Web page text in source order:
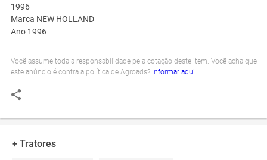
1996
Marca NEW HOLLAND
Ano 1996
Você assume toda a responsabilidade pela cotação deste item. Você acha que
este anúncio é contra a política de Agroads? Informar aqui
+ Tratores